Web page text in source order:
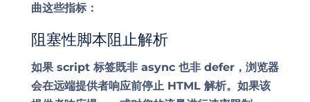
曲这些指标：
阻塞性脚本阻止解析
如果 script 标签既非 async 也非 defer，浏览器
会在远端提供者响应前停止 HTML 解析。如果该